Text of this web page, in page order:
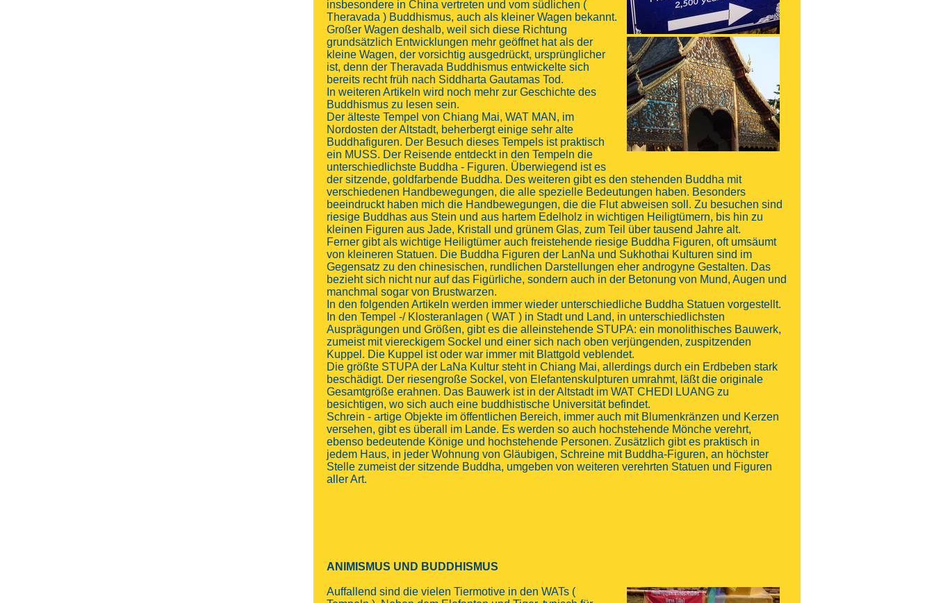
insbesondere in China vertreten und vom südlichen (
Theravada ) Buddhismus, auch als kleiner Wagen bekannt.
Großer Wagen deshalb, weil sich diese Richtung
grundsätzlich Entwicklungen mehr geöffnet hat als der
kleine Wagen, der vorsichtig ausgedrückt, ursprünglicher
ist, denn der Theravada Buddhismus entwickelte sich
bereits recht früh nach Siddharta Gautamas Tod.
In weiteren Artikeln wird noch mehr zur Geschichte des
Buddhismus zu lesen sein.
Der älteste Tempel von Chiang Mai, WAT MAN, im
Nordosten der Altstadt, beherbergt einige sehr alte
Buddhafiguren. Der Besuch dieses Tempels ist praktisch
ein MUSS. Der Reisende entdeckt in den Tempeln die
unterschiedlichste Buddha - Figuren. Überwiegend ist es
der sitzende, goldfarbende Buddha. Des weiteren gibt es den stehenden Buddha mit
verschiedenen Handbewegungen, die alle spezielle Bedeutungen haben. Besonders
beeindruckt haben mich die Handbewegungen, die die Flut abweisen soll. Zu besuchen sind
riesige Buddhas aus Stein und aus hartem Edelholz in wichtigen Heiligtümern, bis hin zu
kleinen Figuren aus Jade, Kristall und grünem Glas, zum Teil über tausend Jahre alt.
Ferner gibt als wichtige Heiligtümer auch freistehende riesige Buddha Figuren, oft umsäumt
von kleineren Statuen. Die Buddha Figuren der LanNa und Sukhothai Kulturen sind im
Gegensatz zu den chinesischen, rundlichen Darstellungen eher androgyne Gestalten. Das
bezieht sich nicht nur auf das Figürliche, sondern auch in der Betonung von Mund, Augen und
manchmal sogar von Brustwarzen.
In den folgenden Artikeln werden immer wieder unterschiedliche Buddha Statuen vorgestellt.
In den Tempel -/ Klosteranlagen ( WAT ) in Stadt und Land, in unterschiedlichsten
Ausprägungen und Größen, gibt es die alleinstehende STUPA: ein monolithisches Bauwerk,
zumeist mit viereckigem Sockel und einer sich nach oben verjüngenden, zuspitzenden
Kuppel. Die Kuppel ist oder war immer mit Blattgold veblendet.
Die größte STUPA der LaNa Kultur steht in Chiang Mai, allerdings durch ein Erdbeben stark
beschädigt. Der riesengroße Sockel, von Elefantenskulpturen umrahmt, läßt die originale
Gesamtgröße erahnen. Das Bauwerk ist in der Altstadt im WAT CHEDI LUANG zu
besichtigen, wo sich auch eine buddhistische Universität befindet.
Schrein - artige Objekte im öffentlichen Bereich, immer auch mit Blumenkränzen und Kerzen
versehen, gibt es überall im Lande. Es werden so auch hochstehende Mönche verehrt,
ebenso bedeutende Könige und hochstehende Personen. Zusätzlich gibt es praktisch in
jedem Haus, in jeder Wohnung von Gläubigen, Schreine mit Buddha-Figuren, an höchster
Stelle zumeist der sitzende Buddha, umgeben von weiteren verehrten Statuen und Figuren
aller Art.
ANIMISMUS UND BUDDHISMUS
Auffallend sind die vielen Tiermotive in den WATs (